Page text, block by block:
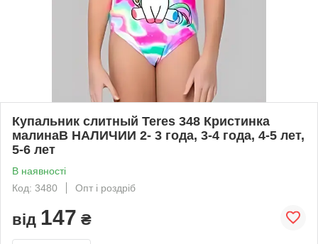
Купальник слитный Teres 348 Кристинка
малинаВ НАЛИЧИИ 2- 3 года, 3-4 года, 4-5 лет,
5-6 лет
В наявності
Код: 3480
Опт і роздріб
від 147 ₴